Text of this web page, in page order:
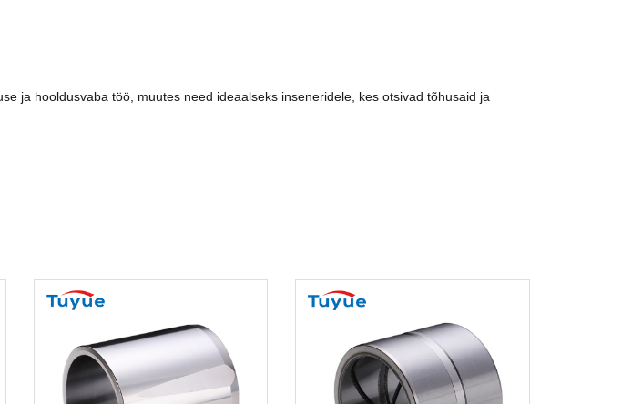
ja hooldusvaba töö, muutes need ideaalseks inseneridele, kes otsivad tõhusaid ja